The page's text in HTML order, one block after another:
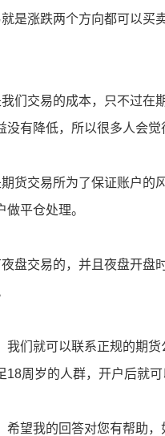
是涨跌两个方向都可以买
们交易的成本，只不过在
有降低，所以很多人会觉
货交易所为了保证账户的
平仓处理。
盘交易的，并且夜盘开盘
我们就可以联系正规的期
周岁的人群，开户后就可
希望我的回答对您有帮助